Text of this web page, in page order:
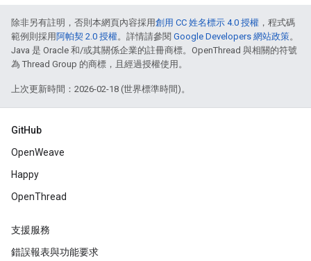
除非另有註明，否則本網頁內容採用創用 CC 姓名標示 4.0 授權 ，程式碼
範例則採用 阿帕契 2.0 授權。詳情請參閱 Google Developers 網站政策。
Java 是 Oracle 和/或其關係企業的註冊商標。OpenThread 與相關的符號
為 Thread Group 的商標，且經過授權使用。
上次更新時間：2026-02-18 (世界標準時間)。
GitHub
OpenWeave
Happy
OpenThread
支援服務
錯誤報表與功能要求